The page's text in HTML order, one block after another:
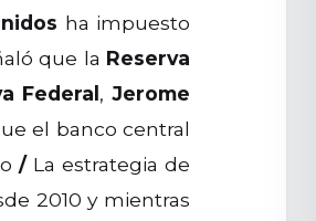
ha impuesto
que la Reserva
Federal,Jerome
el banco central
/La estrategia de
2010 y mientras